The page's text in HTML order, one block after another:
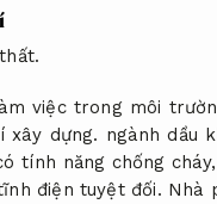
việc trong môi
xây dựng. ngành dầu
tính năng chống
điện tuyệt đối. Nhà